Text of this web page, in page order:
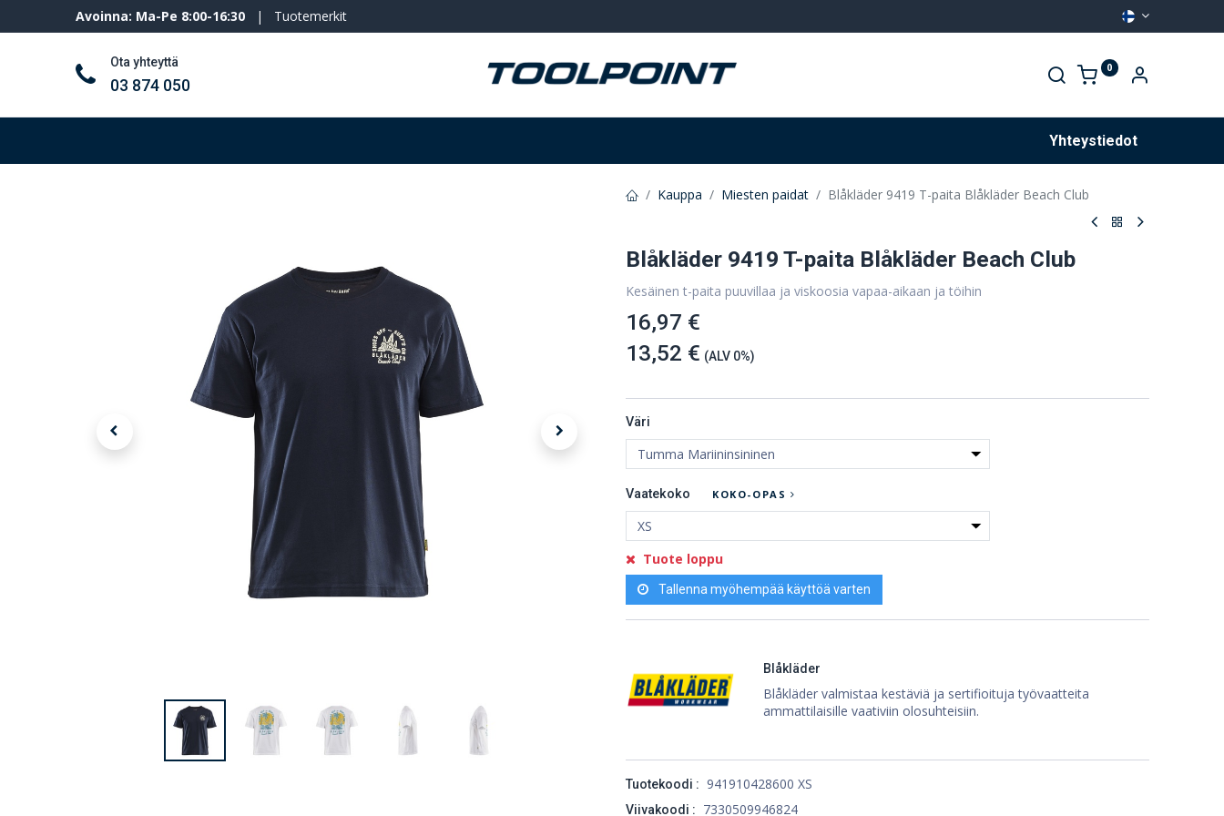
Avoinna: Ma-Pe 8:00-16:30 | Tuotemerkit
Ota yhteyttä
03 874 050
0
Yhteystiedot
Kauppa Miesten paidat Blåkläder 9419 T-paita Blåkläder Beach Club
Blåkläder 9419 T-paita Blåkläder Beach Club
Kesäinen t-paita puuvillaa ja viskoosia vapaa-aikaan ja töihin
16,97 €
13,52 € (ALV 0%)
Väri
Vaatekoko KOKO-OPAS
Tuote loppu
Tallenna myöhempää käyttöä varten
Blåkläder
Blåkläder valmistaa kestäviä ja sertifioituja työvaatteita
ammattilaisille vaativiin olosuhteisiin.
Tuotekoodi : 941910428600 XS
Viivakoodi : 7330509946824